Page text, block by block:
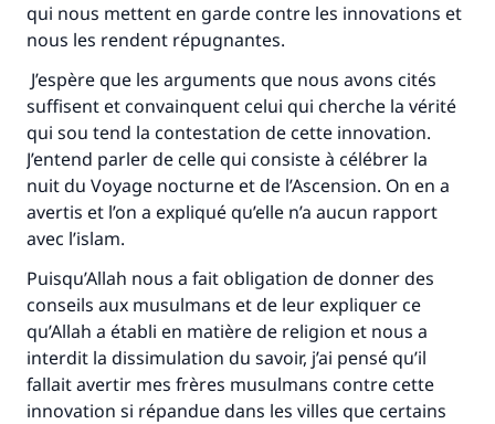
qui nous mettent en garde contre les innovations et
nous les rendent répugnantes.
J’espère que les arguments que nous avons cités
suffisent et convainquent celui qui cherche la vérité
qui sou tend la contestation de cette innovation.
J’entend parler de celle qui consiste à célébrer la
nuit du Voyage nocturne et de l’Ascension. On en a
avertis et l’on a expliqué qu’elle n’a aucun rapport
avec l’islam.
Puisqu’Allah nous a fait obligation de donner des
conseils aux musulmans et de leur expliquer ce
qu’Allah a établi en matière de religion et nous a
interdit la dissimulation du savoir, j’ai pensé qu’il
fallait avertir mes frères musulmans contre cette
innovation si répandue dans les villes que certains